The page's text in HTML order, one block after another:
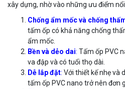
xây dựng, nhờ vào những ưu điểm
Chống ẩm mốc và chống
tấm ốp có khả năng chống
ẩm mốc.
Bền và dẻo dai: Tấm ốp PVC
va đập và có tuổi thọ dài.
Dễ lắp đặt: Với thiết kế nhẹ và
tấm ốp PVC nano trở nên đơn